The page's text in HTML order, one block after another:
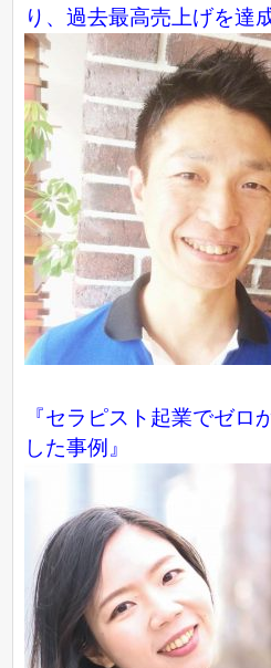
り、過去最高売上げを達
『セラピスト起業でゼロ
した事例 』